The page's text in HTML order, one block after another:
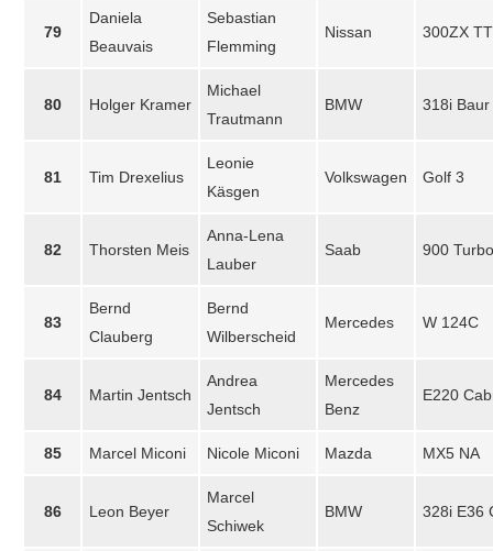
79
Daniela
Beauvais
Sebastian
Flemming
Nissan 300ZX TT
80 Holger Kramer
Michael
Trautmann
BMW 318i
81 Tim Drexelius
Leonie
Käsgen
Volkswagen Golf 3
82 Thorsten Meis
Anna-Lena
Lauber
Saab 900
83
Bernd
Clauberg
Bernd
Wilberscheid
Mercedes W 124C
84 Martin Jentsch
Andrea
Jentsch
Mercedes
Benz
E220
85 Marcel Miconi Nicole Miconi Mazda MX5 NA
86 Leon Beyer
Marcel
Schiwek
BMW 328i E36